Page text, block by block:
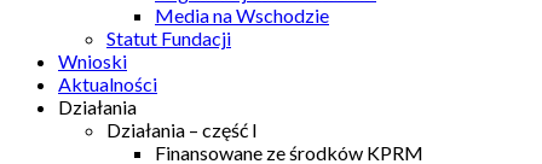
Media na Wschodzie
Statut Fundacji
Wnioski
Aktualności
Działania
Działania – część I
Finansowane ze środków KPRM